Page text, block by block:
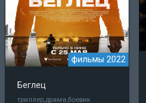
фильмы 2022
Беглец
триллер,драма,боевик